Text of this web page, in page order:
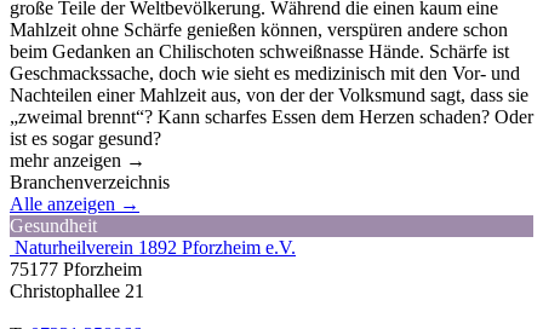
große Teile der Weltbevölkerung. Während die einen kaum eine
Mahlzeit ohne Schärfe genießen können, verspüren andere schon
beim Gedanken an Chilischoten schweißnasse Hände. Schärfe ist
Geschmackssache, doch wie sieht es medizinisch mit den Vor- und
Nachteilen einer Mahlzeit aus, von der der Volksmund sagt, dass sie
„zweimal brennt“? Kann scharfes Essen dem Herzen schaden? Oder
ist es sogar gesund?
mehr anzeigen →
Branchenverzeichnis
Alle anzeigen →
Gesundheit
Naturheilverein 1892 Pforzheim e.V.
75177 Pforzheim
Christophallee 21